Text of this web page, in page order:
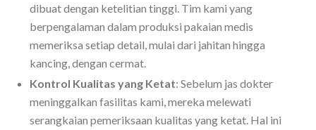
dibuat dengan ketelitian tinggi. Tim kami yang
berpengalaman dalam produksi pakaian medis
memeriksa setiap detail, mulai dari jahitan hingga
kancing, dengan cermat.
Kontrol Kualitas yang Ketat: Sebelum jas dokter
meninggalkan fasilitas kami, mereka melewati
serangkaian pemeriksaan kualitas yang ketat. Hal ini